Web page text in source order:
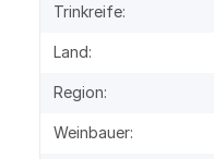
Trinkreife:
Land:
Region:
Weinbauer: